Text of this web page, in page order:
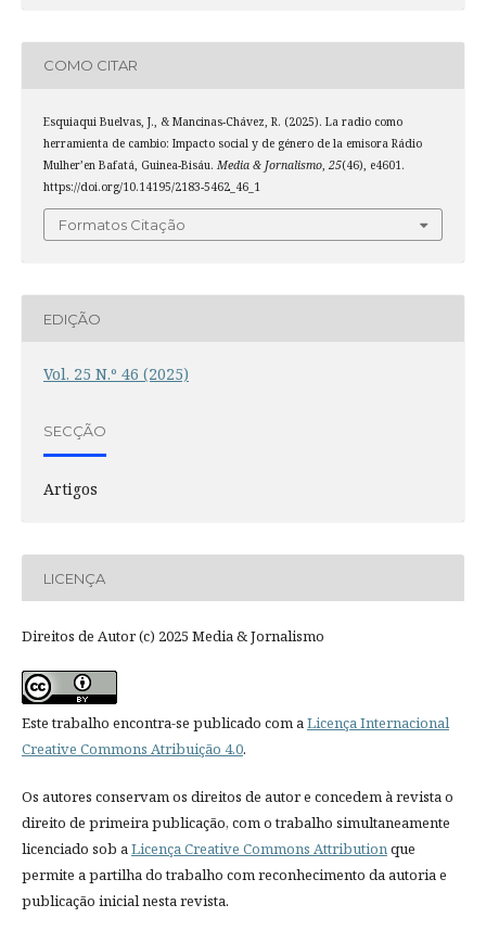
COMO CITAR
Esquiaqui Buelvas, J., & Mancinas-Chávez, R. (2025). La radio como
herramienta de cambio: Impacto social y de género de la emisora Rádio
Mulher’en Bafatá, Guinea-Bisáu. Media & Jornalismo, 25(46), e4601.
https://doi.org/10.14195/2183-5462_46_1
Formatos Citação
EDIÇÃO
Vol. 25 N.º 46 (2025)
SECÇÃO
Artigos
LICENÇA
Direitos de Autor (c) 2025 Media & Jornalismo
Este trabalho encontra-se publicado com aLicença Internacional
Creative Commons Atribuição 4.0.
Os autores conservam os direitos de autor e concedem à revista o
direito de primeira publicação, com o trabalho simultaneamente
licenciado sob aLicença Creative Commons Attributionque
permite a partilha do trabalho com reconhecimento da autoria e
publicação inicial nesta revista.